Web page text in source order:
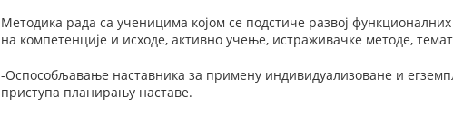
Методика рада са ученицима којом се подстиче развој
на компетенције и исходе, активно учење, истраживачке методе,
-Оспособљавање наставника за примену индивидуализоване и
приступа планирању наставе.